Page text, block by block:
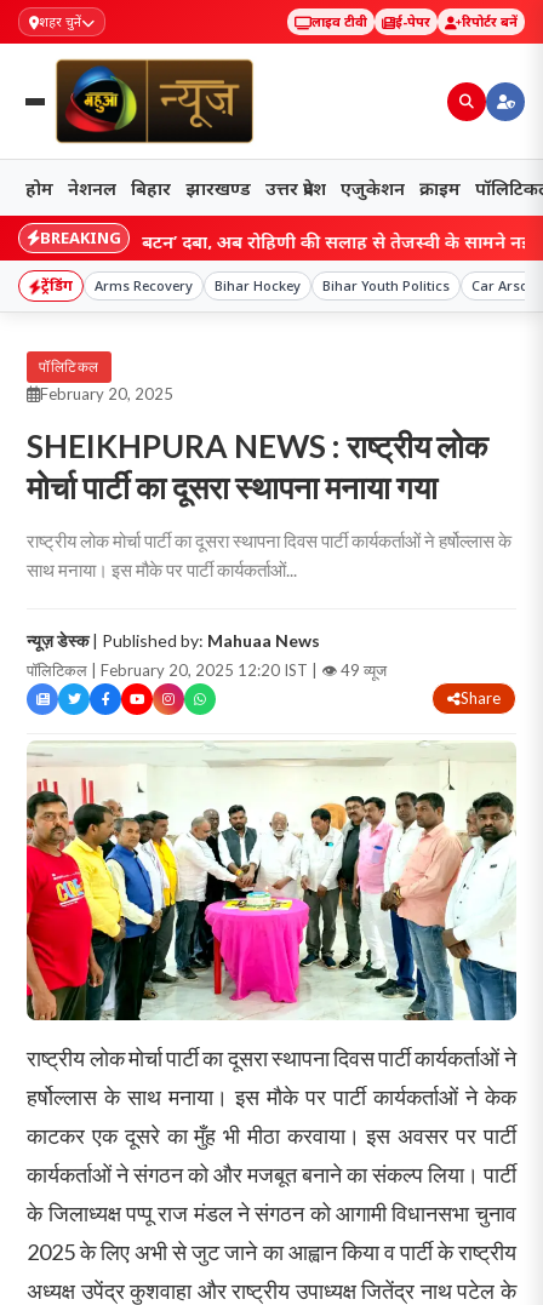
शहर चुनें लाइव टीवी ई-पेपर रिपोर्टर बनें
होम नेशनल बिहार झारखण्ड उत्तर प्रदेश एजुकेशन क्राइम
BREAKING
में ‘रीसेट बटन’ दबा, अब रोहिणी की सलाह से तेजस्वी के सामने नई चुनौती;
ट्रेंडिंग Arms Recovery Bihar Hockey Bihar Youth Politics Car Arson
पॉलिटिकल
February 20, 2025
SHEIKHPURA NEWS : राष्ट्रीय लोक
मोर्चा पार्टी का दूसरा स्थापना मनाया गया
राष्ट्रीय लोक मोर्चा पार्टी का दूसरा स्थापना दिवस पार्टी कार्यकर्ताओं ने हर्षोल्लास के
साथ मनाया। इस मौके पर पार्टी कार्यकर्ताओं...
न्यूज़ डेस्क| Published by: Mahuaa News
पॉलिटिकल | February 20, 2025 12:20 IST | 👁 49 व्यूज
Share
राष्ट्रीय लोक मोर्चा पार्टी का दूसरा स्थापना दिवस पार्टी कार्यकर्ताओं ने
हर्षोल्लास के साथ मनाया। इस मौके पर पार्टी कार्यकर्ताओं ने केक
काटकर एक दूसरे का मुँह भी मीठा करवाया। इस अवसर पर पार्टी
कार्यकर्ताओं ने संगठन को और मजबूत बनाने का संकल्प लिया। पार्टी
के जिलाध्यक्ष पप्पू राज मंडल ने संगठन को आगामी विधानसभा चुनाव
2025 के लिए अभी से जुट जाने का आह्वान किया व पार्टी के राष्ट्रीय
अध्यक्ष उपेंद्र कुशवाहा और राष्ट्रीय उपाध्यक्ष जितेंद्र नाथ पटेल के